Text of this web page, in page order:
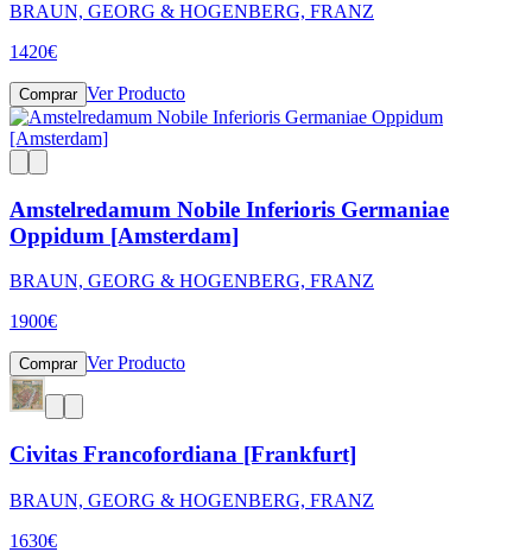
BRAUN, GEORG & HOGENBERG, FRANZ
1420€
Comprar Ver Producto
Amstelredamum Nobile Inferioris Germaniae
Oppidum [Amsterdam]
BRAUN, GEORG & HOGENBERG, FRANZ
1900€
Comprar Ver Producto
Civitas Francofordiana [Frankfurt]
BRAUN, GEORG & HOGENBERG, FRANZ
1630€